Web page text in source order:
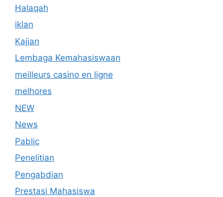
Halaqah
iklan
Kajian
Lembaga Kemahasiswaan
meilleurs casino en ligne
melhores
NEW
News
Pablic
Penelitian
Pengabdian
Prestasi Mahasiswa